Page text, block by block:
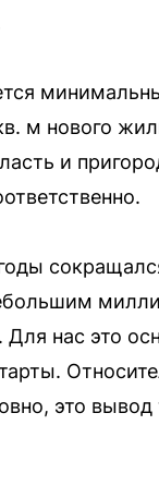
м нового
и
нас это
это